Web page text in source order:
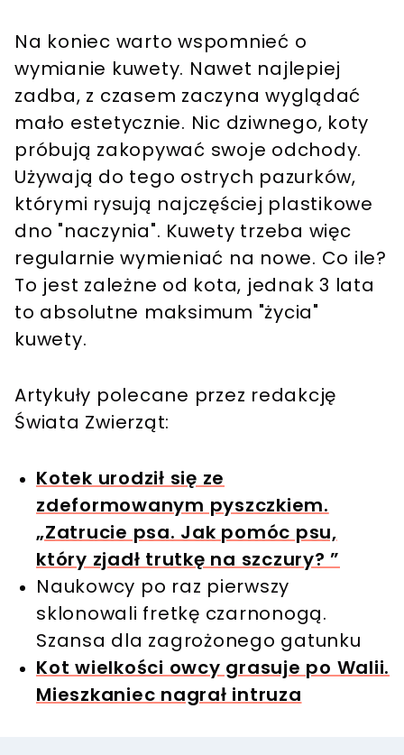
Na koniec warto wspomnieć o
wymianie kuwety. Nawet najlepiej
zadba, z czasem zaczyna wyglądać
mało estetycznie. Nic dziwnego, koty
próbują zakopywać swoje odchody.
Używają do tego ostrych pazurków,
którymi rysują najczęściej plastikowe
dno "naczynia". Kuwety trzeba więc
regularnie wymieniać na nowe. Co ile?
To jest zależne od kota, jednak 3 lata
to absolutne maksimum "życia"
kuwety.
Artykuły polecane przez redakcję
Świata Zwierząt:
Kotek urodził się ze
zdeformowanym pyszczkiem.
„Zatrucie psa. Jak pomóc psu,
który zjadł trutkę na szczury? ”
Naukowcy po raz pierwszy
sklonowali fretkę czarnonogą.
Szansa dla zagrożonego gatunku
Kot wielkości owcy grasuje po Walii.
Mieszkaniec nagrał intruza